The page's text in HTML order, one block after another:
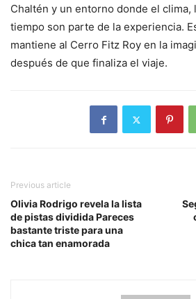
Chaltén y un entorno donde el clima,
tiempo son parte de la experiencia.
mantiene al Cerro Fitz Roy en la
después de que finaliza el viaje.
Previous article
Olivia Rodrigo revela la lista
de pistas dividida Pareces
bastante triste para una
chica tan enamorada